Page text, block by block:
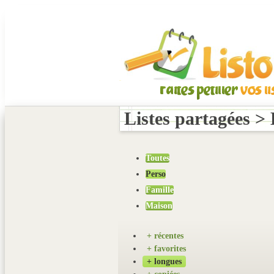
Listes partagées >
Toutes
Perso
Famille
Maison
+ récentes
+ favorites
+ longues